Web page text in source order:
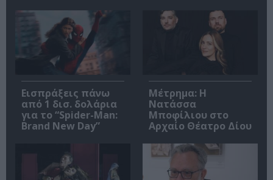
Εισπράξεις πάνω
από 1 δισ. δολάρια
για το “Spider-Man:
Brand New Day”
Μέτρημα: Η
Νατάσσα
Μποφίλιου στο
Αρχαίο Θέατρο Δίου